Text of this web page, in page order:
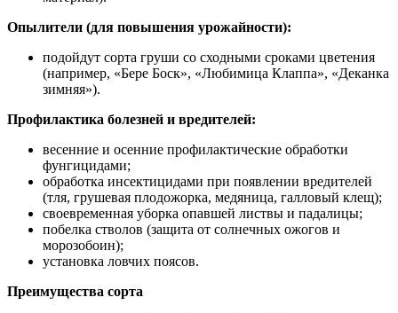
Опылители (для повышения урожайности):
подойдут сорта груши со сходными сроками цветения
(например, «Бере Боск», «Любимица Клаппа», «Деканка
зимняя»).
Профилактика болезней и вредителей:
весенние и осенние профилактические обработки
фунгицидами;
обработка инсектицидами при появлении вредителей
(тля, грушевая плодожорка, медяница, галловый клещ);
своевременная уборка опавшей листвы и падалицы;
побелка стволов (защита от солнечных ожогов и
морозобоин);
установка ловчих поясов.
Преимущества сорта